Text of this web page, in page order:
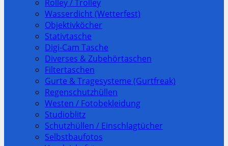
Rolley / Trolley
Wasserdicht (Wetterfest)
Objektivköcher
Stativtasche
Digi-Cam Tasche
Diverses & Zubehörtaschen
Filtertaschen
Gurte & Tragesysteme (Gurtfreak)
Regenschutzhüllen
Westen / Fotobekleidung
Studioblitz
Schutzhüllen / Einschlagtücher
Selbstbaufotos